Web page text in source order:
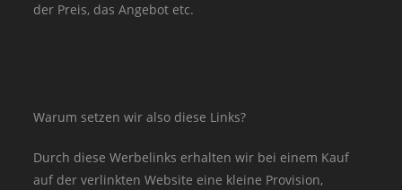
der Preis, das Angebot etc.
Warum setzen wir also diese Links?
Durch diese Werbelinks erhalten wir bei einem Kauf
auf der verlinkten Website eine kleine Provision,